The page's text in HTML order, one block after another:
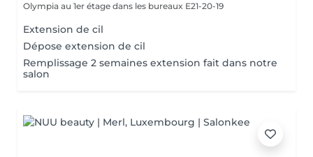
Olympia au 1er étage dans les bureaux E21-20-19
Extension de cil
Dépose extension de cil
Remplissage 2 semaines extension fait dans notre
salon